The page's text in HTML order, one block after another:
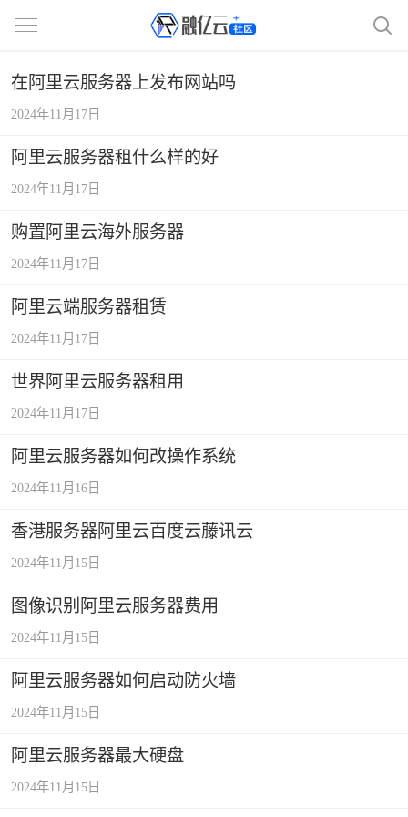
在阿里云服务器上发布网站吗
2024年11月17日
阿里云服务器租什么样的好
2024年11月17日
购置阿里云海外服务器
2024年11月17日
阿里云端服务器租赁
2024年11月17日
世界阿里云服务器租用
2024年11月17日
阿里云服务器如何改操作系统
2024年11月16日
香港服务器阿里云百度云藤讯云
2024年11月15日
图像识别阿里云服务器费用
2024年11月15日
阿里云服务器如何启动防火墙
2024年11月15日
阿里云服务器最大硬盘
2024年11月15日